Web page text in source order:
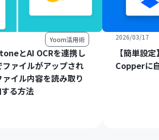
Yoom活用術
とAI OCRを連携し
ァイルがアップされ
イル内容を読み取り
る方法
2026/03/17
【簡単設
Copperに